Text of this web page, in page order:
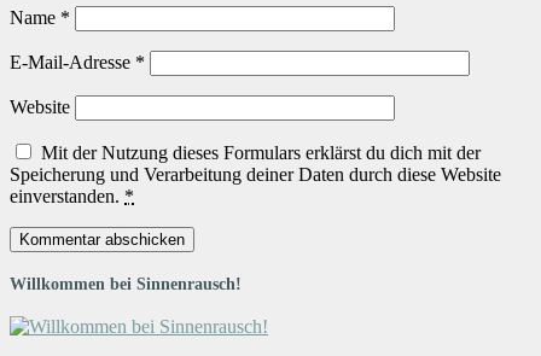
Name *
E-Mail-Adresse *
Website
Mit der Nutzung dieses Formulars erklärst du dich mit der
Speicherung und Verarbeitung deiner Daten durch diese Website
einverstanden. *
Willkommen bei Sinnenrausch!